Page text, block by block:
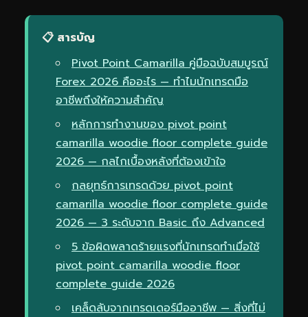
📋 สารบัญ
Pivot Point Camarilla คู่มือฉบับสมบูรณ์
Forex 2026 คืออะไร — ทำไมนักเทรดมือ
อาชีพถึงให้ความสำคัญ
หลักการทำงานของ pivot point
camarilla woodie floor complete guide
2026 — กลไกเบื้องหลังที่ต้องเข้าใจ
กลยุทธ์การเทรดด้วย pivot point
camarilla woodie floor complete guide
2026 — 3 ระดับจาก Basic ถึง Advanced
5 ข้อผิดพลาดร้ายแรงที่นักเทรดทำเมื่อใช้
pivot point camarilla woodie floor
complete guide 2026
เคล็ดลับจากเทรดเดอร์มืออาชีพ — สิ่งที่ไม่